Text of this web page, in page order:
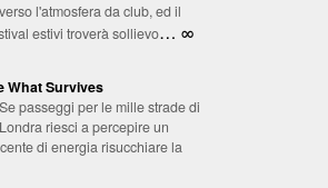
verso l'atmosfera da club, ed il
estivi troverà sollievo… ∞
What Survives
Se passeggi per le mille strade di
Londra riesci a percepire un
di energia risucchiare la